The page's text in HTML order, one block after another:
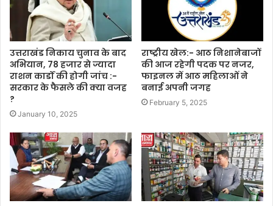
उत्तराखंड निकाय चुनाव के बाद
अभियान, 78 हजार से ज्यादा
राशन कार्डों की होगी जांच :-
सरकार के फैसले की क्या वजह
?
January 10, 2025
राष्ट्रीय खेल:- आठ निशानेबाजों
की आज रहेगी पदक पर नजर,
फाइनल में आठ महिलाओं ने
बनाई अपनी जगह
February 5, 2025